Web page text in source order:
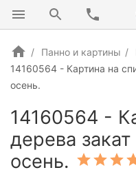
Панно и картины
14160564 - Картина на
осень.
14160564 -
дерева
осень.